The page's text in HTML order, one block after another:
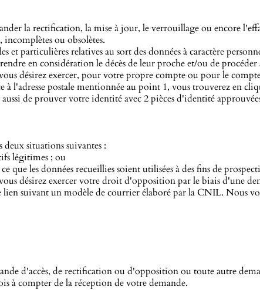
la rectification, la mise à jour, le verrouillage ou encore
incomplètes ou obsolètes.
particulières relatives au sort des données à caractère
en considération le décès de leur proche et/ou de procéder
désirez exercer, pour votre propre compte ou pour le
l'adresse postale mentionnée au point 1, vous trouverez en
de prouver votre identité avec 2 pièces d'identité
situations suivantes :
légitimes ; ou
que les données recueillies soient utilisées à des fins de
désirez exercer votre droit d'opposition par le biais d'une
suivant un modèle de courrier élaboré par la CNIL. Nous
d'accès, de rectification ou d'opposition ou toute autre
à compter de la réception de votre demande.